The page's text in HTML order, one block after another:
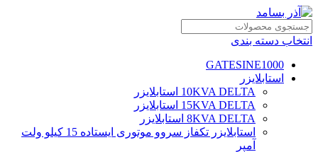
انتخاب دسته بندی
GATESINE1000
استابلایزر
10KVA DELTA استابلایزر
15KVA DELTA استابلایزر
8KVA DELTA استابلایزر
استابلایزر تکفاز سروو موتوری ایستاده 15 کیلو ولت
آمپر